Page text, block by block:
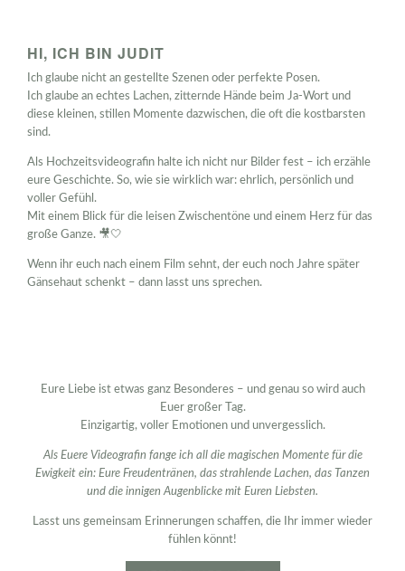
HI, ICH BIN JUDIT
Ich glaube nicht an gestellte Szenen oder perfekte Posen.
Ich glaube an echtes Lachen, zitternde Hände beim Ja-Wort und
diese kleinen, stillen Momente dazwischen, die oft die kostbarsten
sind.
Als Hochzeitsvideografin halte ich nicht nur Bilder fest – ich erzähle
eure Geschichte. So, wie sie wirklich war: ehrlich, persönlich und
voller Gefühl.
Mit einem Blick für die leisen Zwischentöne und einem Herz für das
große Ganze. 🎥🤍
Wenn ihr euch nach einem Film sehnt, der euch noch Jahre später
Gänsehaut schenkt – dann lasst uns sprechen.
Eure Liebe ist etwas ganz Besonderes – und genau so wird auch
Euer großer Tag.
Einzigartig, voller Emotionen und unvergesslich.
Als Euere Videografin fange ich all die magischen Momente für die
Ewigkeit ein: Eure Freudentränen, das strahlende Lachen, das Tanzen
und die innigen Augenblicke mit Euren Liebsten.
Lasst uns gemeinsam Erinnerungen schaffen, die Ihr immer wieder
fühlen könnt!